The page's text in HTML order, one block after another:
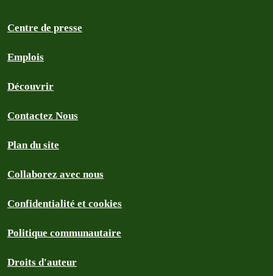
Centre de presse
Emplois
Découvrir
Contactez Nous
Plan du site
Collaborez avec nous
Confidentialité et cookies
Politique communautaire
Droits d'auteur